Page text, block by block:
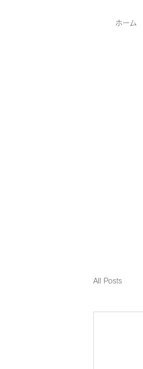
ホーム
All Posts